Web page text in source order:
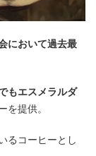
において過去最
もエスメラルダ
を提供。
るコーヒーとし